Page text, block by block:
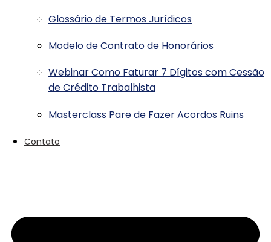
Glossário de Termos Jurídicos
Modelo de Contrato de Honorários
Webinar Como Faturar 7 Dígitos com Cessão
de Crédito Trabalhista
Masterclass Pare de Fazer Acordos Ruins
Contato